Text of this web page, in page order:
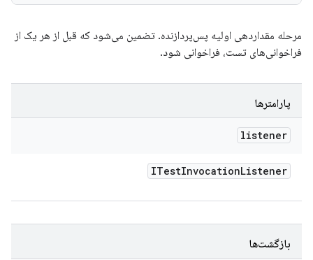
مرحله مقداردهی اولیه پس‌پردازنده. تضمین می‌شود که قبل از هر یک از
فراخوانی‌های تست، فراخوانی شود.
پارامترها
listener
ITestInvocationListener
بازگشت‌ها